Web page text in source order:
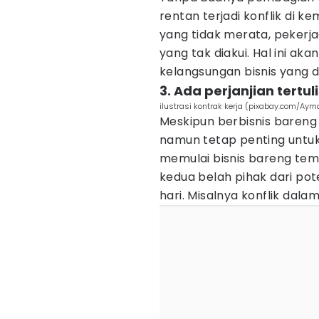
rentan terjadi konflik di
yang tidak merata,
yang tak diakui. Hal ini
kelangsungan bisnis yang
3. Ada perjanjian
ilustrasi kontrak kerja (pixabay.com/
Meskipun berbisnis
namun tetap penting
memulai bisnis bareng
kedua belah pihak dari
hari. Misalnya konflik